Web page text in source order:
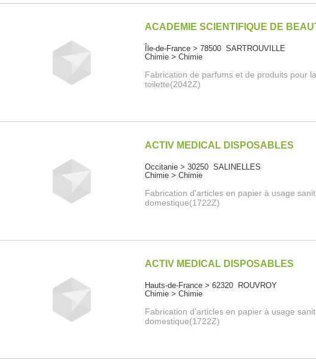
ACADEMIE SCIENTIFIQUE DE
Île-de-France > 78500 SARTROUVILLE
Chimie > Chimie
Fabrication de parfums et de produits pour la
toilette(2042Z)
ACTIV MEDICAL DISPOSABLES
Occitanie > 30250 SALINELLES
Chimie > Chimie
Fabrication d'articles en papier à usage
domestique(1722Z)
ACTIV MEDICAL DISPOSABLES
Hauts-de-France > 62320 ROUVROY
Chimie > Chimie
Fabrication d'articles en papier à usage
domestique(1722Z)